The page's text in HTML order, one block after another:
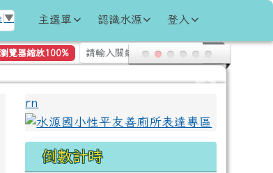
▼ 主選單 認識水源 登入
覽器縮放100%
左邊區域內容
rn
倒數計時